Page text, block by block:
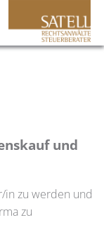
und
in zu werden und
zu